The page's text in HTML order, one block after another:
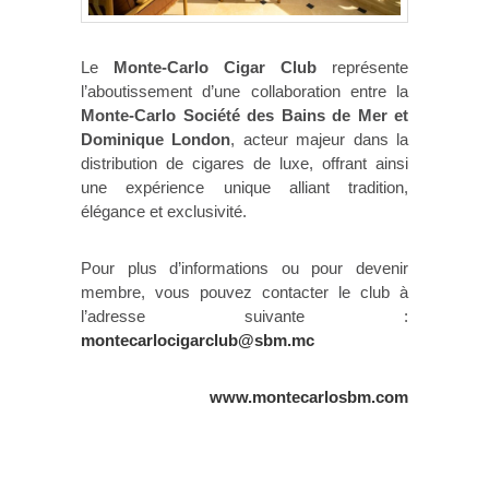
Le Monte-Carlo Cigar Club représente
l’aboutissement d’une collaboration entre la
Monte-Carlo Société des Bains de Mer et
Dominique London, acteur majeur dans la
distribution de cigares de luxe, offrant ainsi
une expérience unique alliant tradition,
élégance et exclusivité.
Pour plus d’informations ou pour devenir
membre, vous pouvez contacter le club à
l’adresse suivante :
montecarlocigarclub@sbm.mc
www.montecarlosbm.com